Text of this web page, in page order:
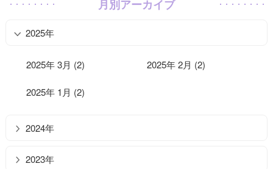
月別アーカイブ
2025年
2025年 3月 (2) 2025年 2月 (2)
2025年 1月 (2)
2024年
2023年